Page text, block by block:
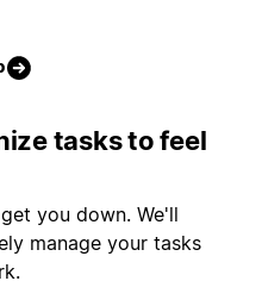
tasks to feel
you down. We'll
manage your tasks